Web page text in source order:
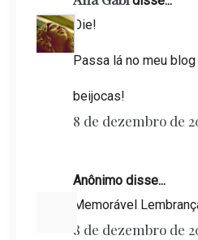
Oie!
Passa lá no meu
beijocas!
8 de dezembro de
Anônimo disse...
Memorável
8 de dezembro de